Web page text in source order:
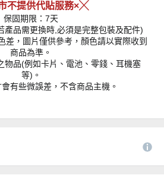
不提供代貼服務×╳
保固期限：7天
產品需更換時,必須是完整包裝及配件)
差，圖片僅供參考，顏色請以實際收到
商品為準。
物品(例如卡片、電池、零錢、耳機塞
等)。
有些微誤差，不含商品主機。